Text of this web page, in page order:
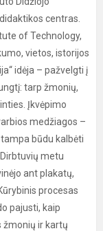
centras.
of Technology,
vietos, istorijos
idėja – pažvelgti į
tarp žmonių,
Įkvėpimo
medžiagos –
būdu kalbėti
metu
ant plakatų,
procesas
pajusti, kaip
žmonių ir kartų